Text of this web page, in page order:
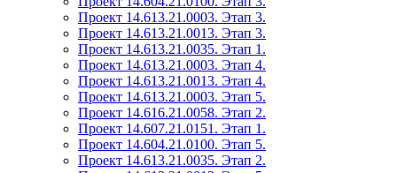
Проект 14.613.21.0003. Этап 3.
Проект 14.613.21.0013. Этап 3.
Проект 14.613.21.0035. Этап 1.
Проект 14.613.21.0003. Этап 4.
Проект 14.613.21.0013. Этап 4.
Проект 14.613.21.0003. Этап 5.
Проект 14.616.21.0058. Этап 2.
Проект 14.607.21.0151. Этап 1.
Проект 14.604.21.0100. Этап 5.
Проект 14.613.21.0035. Этап 2.